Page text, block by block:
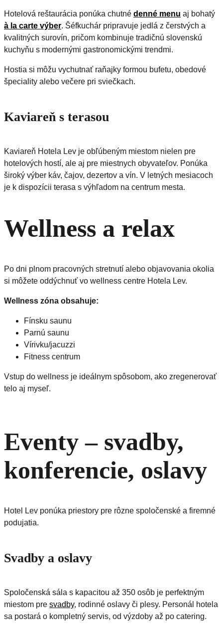
Hotelová reštaurácia ponúka chutné denné menu aj bohatý
à la carte výber. Šéfkuchár pripravuje jedlá z čerstvých a
kvalitných surovín, pričom kombinuje tradičnú slovenskú
kuchyňu s modernými gastronomickými trendmi.
Hostia si môžu vychutnať raňajky formou bufetu, obedové
špeciality alebo večere pri sviečkach.
Kaviareň s terasou
Kaviareň Hotela Lev je obľúbeným miestom nielen pre
hotelových hostí, ale aj pre miestnych obyvateľov. Ponúka
široký výber káv, čajov, dezertov a vín. V letných mesiacoch
je k dispozícii terasa s výhľadom na centrum mesta.
Wellness a relax
Po dni plnom pracovných stretnutí alebo objavovania okolia
si môžete oddýchnuť vo wellness centre Hotela Lev.
Wellness zóna obsahuje:
Fínsku saunu
Parnú saunu
Vírivku/jacuzzi
Fitness centrum
Vstup do wellness je ideálnym spôsobom, ako zregenerovať
telo aj myseľ.
Eventy – svadby,
konferencie, oslavy
Hotel Lev ponúka priestory pre rôzne spoločenské a firemné
podujatia.
Svadby a oslavy
Spoločenská sála s kapacitou až 350 osôb je perfektným
miestom pre svadby, rodinné oslavy či plesy. Personál hotela
sa postará o kompletný servis, od výzdoby až po catering.